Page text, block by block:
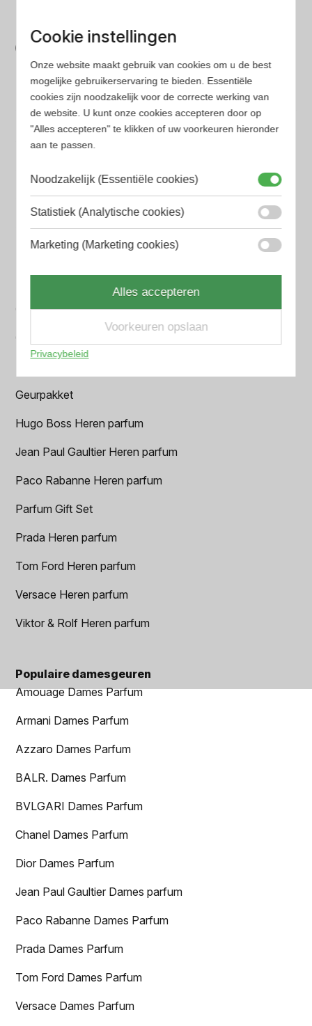
Bespaar tijd en geld
minder tijd en geld kwijt bent
Populaire herengeuren
Amouage Heren parfum
Armani Heren parfum
BALR. Heren parfum
Chanel Heren parfum
Geurpakket
Hugo Boss Heren parfum
Jean Paul Gaultier Heren parfum
Paco Rabanne Heren parfum
Parfum Gift Set
Prada Heren parfum
Tom Ford Heren parfum
Versace Heren parfum
Viktor & Rolf Heren parfum
Populaire damesgeuren
Amouage Dames Parfum
Armani Dames Parfum
Azzaro Dames Parfum
BALR. Dames Parfum
BVLGARI Dames Parfum
Chanel Dames Parfum
Dior Dames Parfum
Jean Paul Gaultier Dames parfum
Paco Rabanne Dames Parfum
Prada Dames Parfum
Tom Ford Dames Parfum
Versace Dames Parfum
Cookie instellingen
Onze website maakt gebruik van cookies om u de best
mogelijke gebruikerservaring te bieden. Essentiële
cookies zijn noodzakelijk voor de correcte werking van
de website. U kunt onze cookies accepteren door op
"Alles accepteren" te klikken of uw voorkeuren hieronder
aan te passen.
Noodzakelijk (Essentiële cookies)
Statistiek (Analytische cookies)
Marketing (Marketing cookies)
Alles accepteren
Voorkeuren opslaan
Privacybeleid